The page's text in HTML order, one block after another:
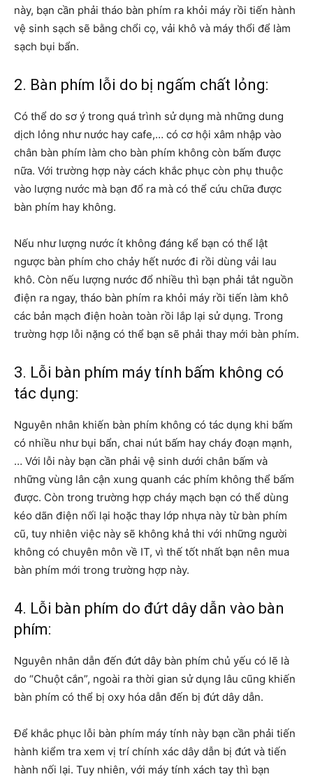
này, bạn cần phải tháo bàn phím ra khỏi máy rồi tiến hành
vệ sinh sạch sẽ bằng chổi cọ, vải khô và máy thổi để làm
sạch bụi bẩn.
2. Bàn phím lỗi do bị ngấm chất lỏng:
Có thể do sơ ý trong quá trình sử dụng mà những dung
dịch lỏng như nước hay cafe,… có cơ hội xâm nhập vào
chân bàn phím làm cho bàn phím không còn bấm được
nữa. Với trường hợp này cách khắc phục còn phụ thuộc
vào lượng nước mà bạn đổ ra mà có thể cứu chữa được
bàn phím hay không.
Nếu như lượng nước ít không đáng kể bạn có thể lật
ngược bàn phím cho chảy hết nước đi rồi dùng vải lau
khô. Còn nếu lượng nước đổ nhiều thì bạn phải tắt nguồn
điện ra ngay, tháo bàn phím ra khỏi máy rồi tiến làm khô
các bản mạch điện hoàn toàn rồi lắp lại sử dụng. Trong
trường hợp lỗi nặng có thể bạn sẽ phải thay mới bàn phím.
3. Lỗi bàn phím máy tính bấm không có
tác dụng:
Nguyên nhân khiến bàn phím không có tác dụng khi bấm
có nhiều như bụi bẩn, chai nút bấm hay cháy đoạn mạnh,
… Với lỗi này bạn cần phải vệ sinh dưới chân bấm và
những vùng lân cận xung quanh các phím không thể bấm
được. Còn trong trường hợp cháy mạch bạn có thể dùng
kéo dãn điện nối lại hoặc thay lớp nhựa này từ bàn phím
cũ, tuy nhiên việc này sẽ không khả thi với những người
không có chuyên môn về IT, vì thế tốt nhất bạn nên mua
bàn phím mới trong trường hợp này.
4. Lỗi bàn phím do đứt dây dẫn vào bàn
phím:
Nguyên nhân dẫn đến đứt dây bàn phím chủ yếu có lẽ là
do “Chuột cắn”, ngoài ra thời gian sử dụng lâu cũng khiến
bàn phím có thể bị oxy hóa dẫn đến bị đứt dây dẫn.
Để khắc phục lỗi bàn phím máy tính này bạn cần phải tiến
hành kiểm tra xem vị trí chính xác dây dẫn bị đứt và tiến
hành nối lại. Tuy nhiên, với máy tính xách tay thì bạn